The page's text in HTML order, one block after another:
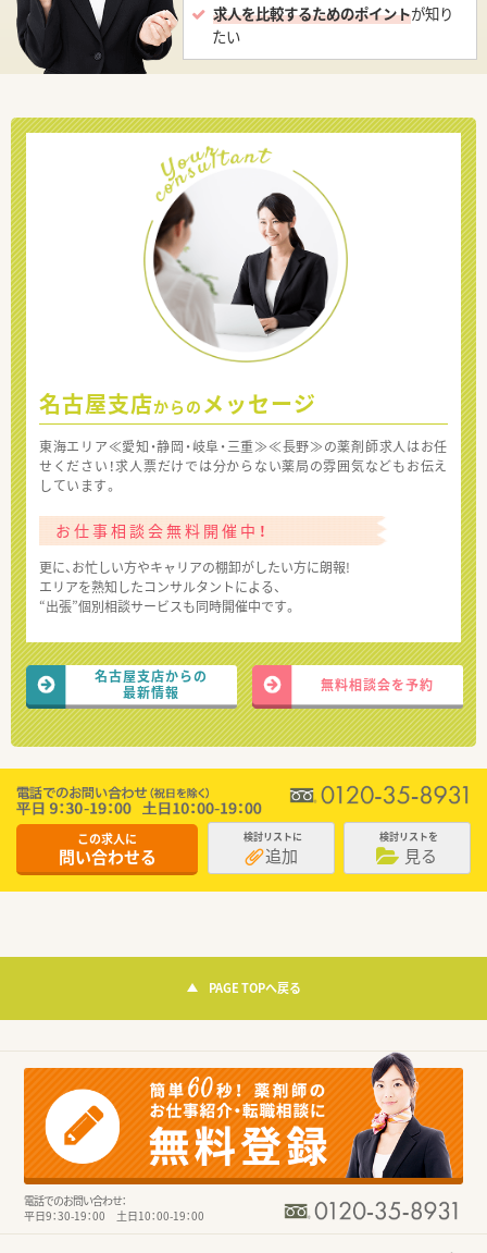
求人を比較するためのポイントが知り
たい
名古屋支店からの メッセージ
東海エリア≪愛知・静岡・岐阜・三重≫≪長野≫の薬剤師求人はお任
せください！求人票だけでは分からない薬局の雰囲気などもお伝え
しています。
お仕事相談会無料開催中！
更に、お忙しい方やキャリアの棚卸がしたい方に朗報!
エリアを熟知したコンサルタントによる、
“出張”個別相談サービスも同時開催中です。
名古屋支店からの
最新情報
無料相談会を予約
この求人に
問い合わせる
検討リストに
追加
検討リストを
見る
PAGE TOPへ戻る
電話でのお問い合わせ：
平日9：30-19：00 土日10：00-19：00